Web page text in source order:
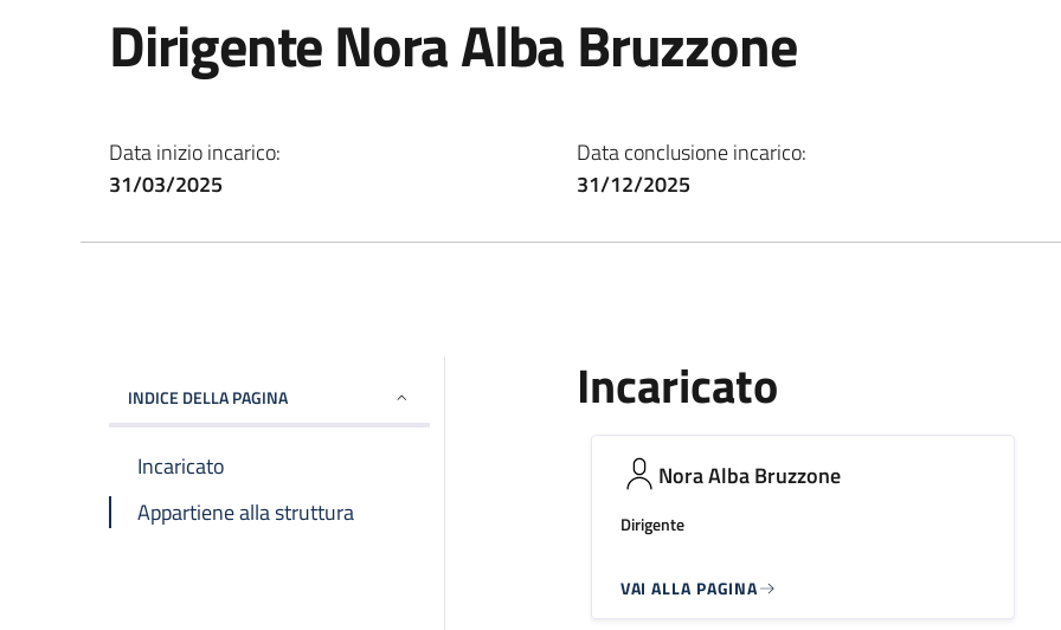
Dirigente Nora Alba Bruzzone
Data inizio incarico:
31/03/2025
Data conclusione incarico:
31/12/2025
INDICE DELLA PAGINA
Incaricato
Appartiene alla struttura
Incaricato
Nora Alba Bruzzone
Dirigente
VAI ALLA PAGINA